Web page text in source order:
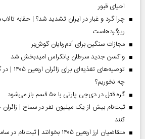
احیای قبور
چرا گرد و غبار در ایران تشدید شد؟ | حقابه
ریزگردهاست
مجازات سنگین برای آدم‌ربایان گوش‌بر
واکسن جدید سرطان پانکراس امیدبخش شد
چه نخوریم؟
گره قتل در دی‌جی پارتی با ۵۰ قسم باز می‌شود
ثبت‌نام بیش از یک میلیون نفر در سماح | زائران
کنند
متقاضیان ارز اربعین ۱۴۰۵